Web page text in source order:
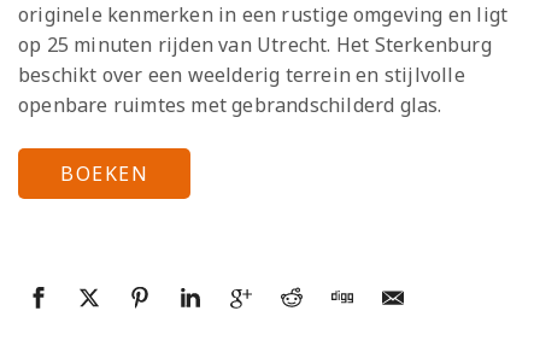
originele kenmerken in een rustige omgeving en ligt
op 25 minuten rijden van Utrecht. Het Sterkenburg
beschikt over een weelderig terrein en stijlvolle
openbare ruimtes met gebrandschilderd glas.
BOEKEN